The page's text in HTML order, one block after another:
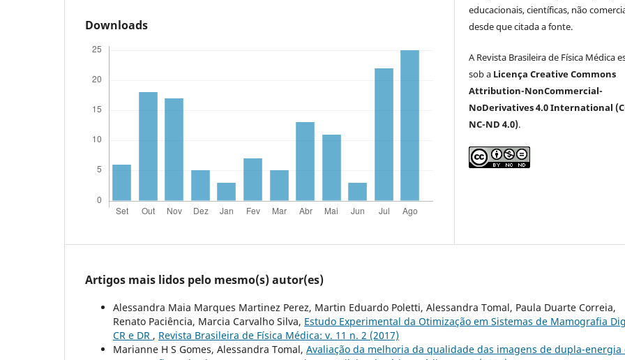
Downloads
educacionais, científicas, não
desde que citada a fonte.
A Revista Brasileira de Física Médica
sob a Licença Creative Commons
Attribution-NonCommercial-
NoDerivatives 4.0 International
NC-ND 4.0).
Artigos mais lidos pelo mesmo(s) autor(es)
Alessandra Maia Marques Martinez Perez, Martin Eduardo Poletti, Alessandra Tomal, Paula Duarte Correia,
Renato Paciência, Marcia Carvalho Silva, Estudo Experimental da Otimização em Sistemas de Mamografia
CR e DR , Revista Brasileira de Física Médica: v. 11 n. 2 (2017)
Marianne H S Gomes, Alessandra Tomal, Avaliação da melhoria da qualidade das imagens de dupla-energia